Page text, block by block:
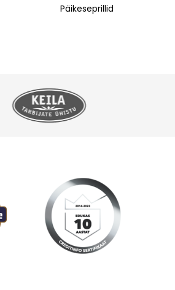
Päikeseprillid